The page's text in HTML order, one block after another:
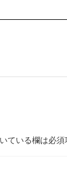
ている欄は必須